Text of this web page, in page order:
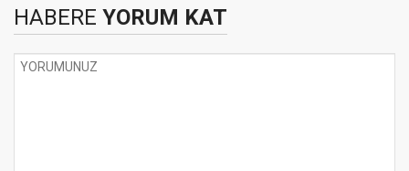
HABERE YORUM KAT